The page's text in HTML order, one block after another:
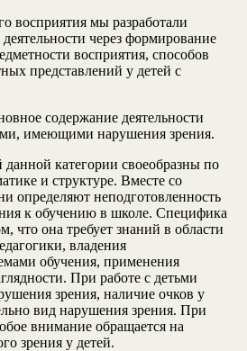
восприятия мы разработали
через формирование
восприятия, способов
представлений у детей с
содержание деятельности
имеющими нарушения зрения.
категории своеобразны по
и структуре. Вместе со
определяют неподготовленность
к обучению в школе. Специфика
что она требует знаний в области
владения
обучения, применения
При работе с детьми
зрения, наличие очков у
вид нарушения зрения. При
внимание обращается на
зрения у детей.